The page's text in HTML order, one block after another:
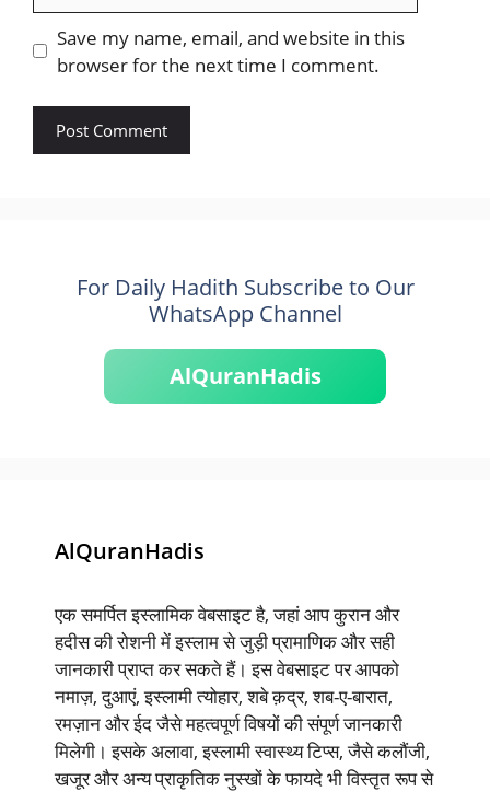
Save my name, email, and website in this
browser for the next time I comment.
For Daily Hadith Subscribe to Our
WhatsApp Channel
AlQuranHadis
AlQuranHadis
एक समर्पित इस्लामिक वेबसाइट है, जहां आप कुरान और
हदीस की रोशनी में इस्लाम से जुड़ी प्रामाणिक और सही
जानकारी प्राप्त कर सकते हैं। इस वेबसाइट पर आपको
नमाज़, दुआएं, इस्लामी त्योहार, शबे क़द्र, शब-ए-बारात,
रमज़ान और ईद जैसे महत्वपूर्ण विषयों की संपूर्ण जानकारी
मिलेगी। इसके अलावा, इस्लामी स्वास्थ्य टिप्स, जैसे कलौंजी,
खजूर और अन्य प्राकृतिक नुस्खों के फायदे भी विस्तृत रूप से